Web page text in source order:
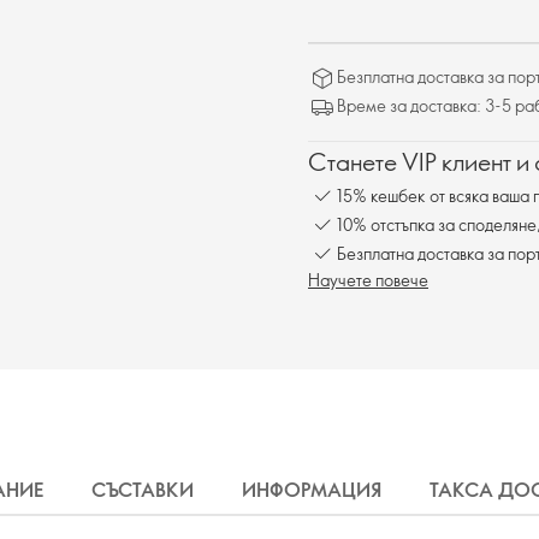
Безплатна доставка за
Време за доставка: 3-5
Станете VIP клиент
15% кешбек от всяка ваша
10% отстъпка за
Безплатна доставка за
Научете повече
СЪСТАВКИ ИНФОРМАЦИЯ ТАКСА